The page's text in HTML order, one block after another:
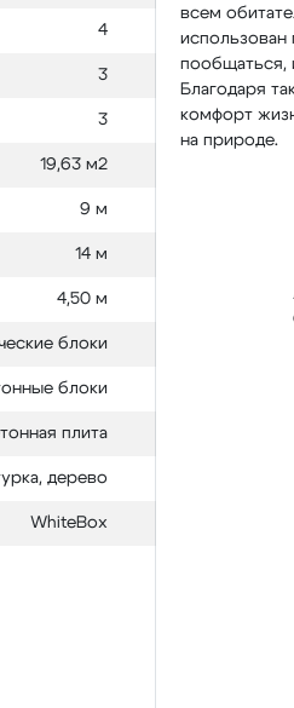
4
3
3
19,63 м2
9 м
14 м
4,50 м
блоки
блоки
плита
дерево
WhiteBox
всем
использован
пообщаться,
Благодаря
комфорт
на природе.